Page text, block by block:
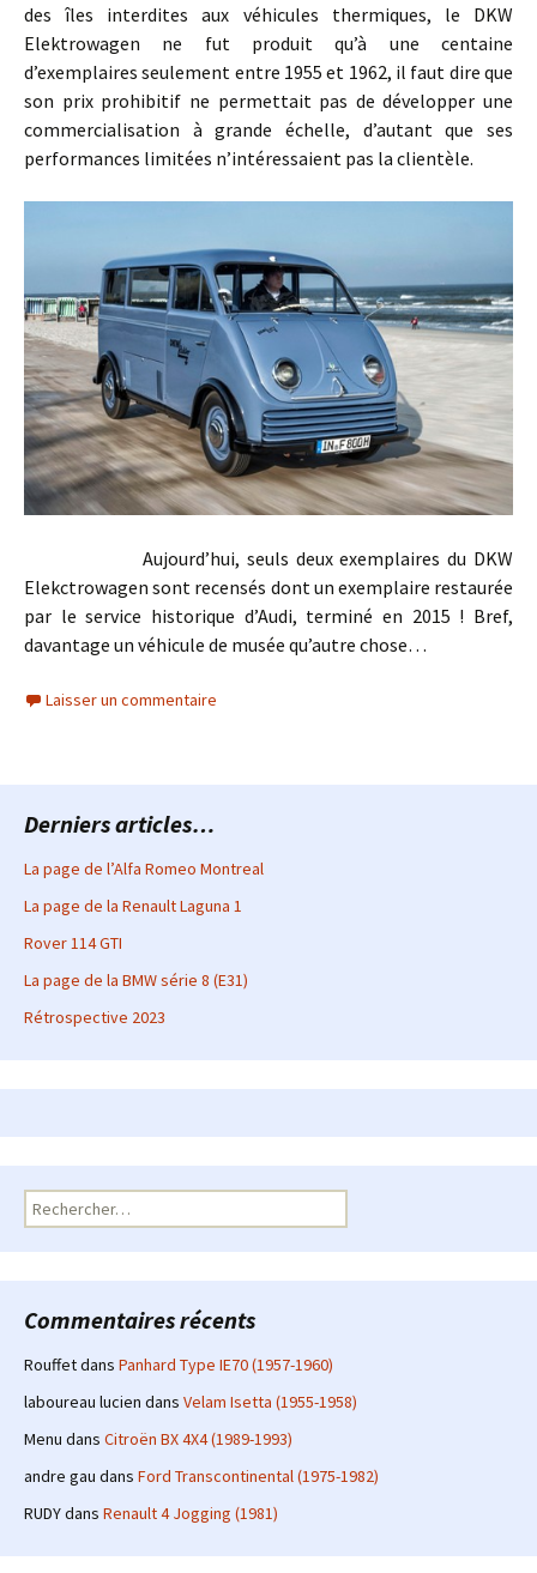
des îles interdites aux véhicules thermiques, le DKW
Elektrowagen ne fut produit qu’à une centaine
d’exemplaires seulement entre 1955 et 1962, il faut dire que
son prix prohibitif ne permettait pas de développer une
commercialisation à grande échelle, d’autant que ses
performances limitées n’intéressaient pas la clientèle.
Aujourd’hui, seuls deux exemplaires du DKW
Elekctrowagen sont recensés dont un exemplaire restaurée
par le service historique d’Audi, terminé en 2015 ! Bref,
davantage un véhicule de musée qu’autre chose…
Laisser un commentaire
Derniers articles…
La page de l’Alfa Romeo Montreal
La page de la Renault Laguna 1
Rover 114 GTI
La page de la BMW série 8 (E31)
Rétrospective 2023
Rechercher :
Commentaires récents
Rouffetdans Panhard Type IE70 (1957-1960)
laboureau lucien dans Velam Isetta (1955-1958)
Menu dans Citroën BX 4X4 (1989-1993)
andre gau dans Ford Transcontinental (1975-1982)
RUDYdans Renault 4 Jogging (1981)